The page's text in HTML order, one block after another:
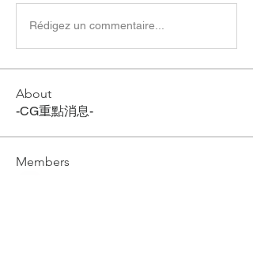
Rédigez un commentaire...
About
-CG重點消息-
Members